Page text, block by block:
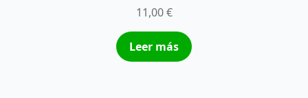
11,00€
Leer más